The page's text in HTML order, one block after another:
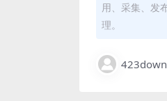
用、采集、发
理。
423down